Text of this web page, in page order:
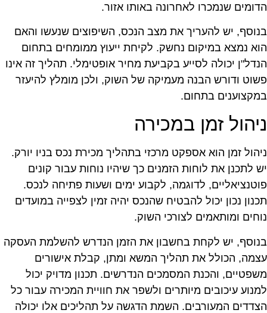
שנמכרו לאחרונה באותו אזור.
יש להעריך את מצב הנכס, השיפוצים שנעשו והאם
נמצא במיקום נחשק. לקיחת ייעוץ ממומחים בתחום
יכולה לסייע בקביעת מחיר אופטימלי. תהליך זה אינו
ודורש הבנה מעמיקה של השוק, ולכן מומלץ להיעזר
בתחום.
זמן במכירה
זמן הוא אספקט מרכזי בתהליך מכירת נכס בניו יורק.
לתכנן את לוחות הזמנים כך שיהיו נוחות עבור קונים
לדוגמה, לקבוע ימים ושעות פתיחה לנכס.
נכון יכול להבטיח שהנכס יהיה זמין לצפייה במועדים
ומותאמים לצורכי השוק.
יש לקחת בחשבון את הזמן הנדרש להשלמת העסקה
הכולל את תהליך המשא ומתן, קבלת אישורים
והכנת המסמכים הנדרשים. תכנון מדויק יכול
עיכובים מיותרים ולשפר את חוויית המכירה עבור כל
המעורבים. השמת הדגשה על תהליכים אלו יכולה